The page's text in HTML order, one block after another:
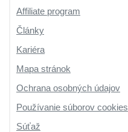
Affiliate program
Články
Kariéra
Mapa stránok
Ochrana osobných údajov
Používanie súborov cookies
Súťaž